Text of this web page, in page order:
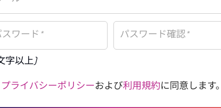
字以上)
プライバシーポリシーおよび利用規約に同意します